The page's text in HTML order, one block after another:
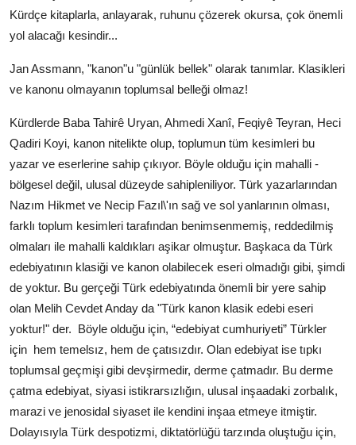
Kürdçe kitaplarla, anlayarak, ruhunu çözerek okursa, çok önemli
yol alacağı kesindir...
Jan Assmann, "kanon"u "günlük bellek" olarak tanımlar. Klasikleri
ve kanonu olmayanın toplumsal belleği olmaz!
Kürdlerde Baba Tahirê Uryan, Ahmedi Xanî, Feqiyê Teyran, Heci
Qadiri Koyi, kanon nitelikte olup, toplumun tüm kesimleri bu
yazar ve eserlerine sahip çıkıyor. Böyle olduğu için mahalli -
bölgesel değil, ulusal düzeyde sahipleniliyor. Türk yazarlarından
Nazım Hikmet ve Necip Fazıl\'ın sağ ve sol yanlarının olması,
farklı toplum kesimleri tarafından benimsenmemiş, reddedilmiş
olmaları ile mahalli kaldıkları aşikar olmuştur. Başkaca da Türk
edebiyatının klasiği ve kanon olabilecek eseri olmadığı gibi, şimdi
de yoktur. Bu gerçeği Türk edebiyatında önemli bir yere sahip
olan Melih Cevdet Anday da "Türk kanon klasik edebi eseri
yoktur!" der. Böyle olduğu için, “edebiyat cumhuriyeti” Türkler
için hem temelsız, hem de çatısızdır. Olan edebiyat ise tıpkı
toplumsal geçmişi gibi devşirmedir, derme çatmadır. Bu derme
çatma edebiyat, siyasi istikrarsızlığın, ulusal inşaadaki zorbalık,
marazi ve jenosidal siyaset ile kendini inşaa etmeye itmiştir.
Dolayısıyla Türk despotizmi, diktatörlüğü tarzında oluştuğu için,